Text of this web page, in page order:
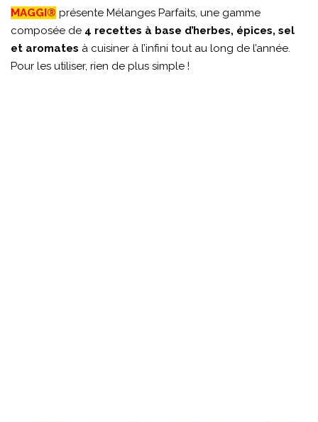
MAGGI® présente Mélanges Parfaits, une gamme
composée de 4 recettes à base d’herbes, épices, sel
et aromates à cuisiner à l’infini tout au long de l’année.
Pour les utiliser, rien de plus simple !